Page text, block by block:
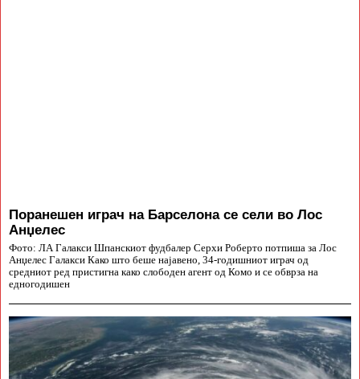
Поранешен играч на Барселона се сели во Лос
Анџелес
Фото: ЛА Галакси Шпанскиот фудбалер Серхи Роберто потпиша за Лос
Анџелес Галакси Како што беше најавено, 34-годишниот играч од
средниот ред пристигна како слободен агент од Комо и се обврза на
едногодишен